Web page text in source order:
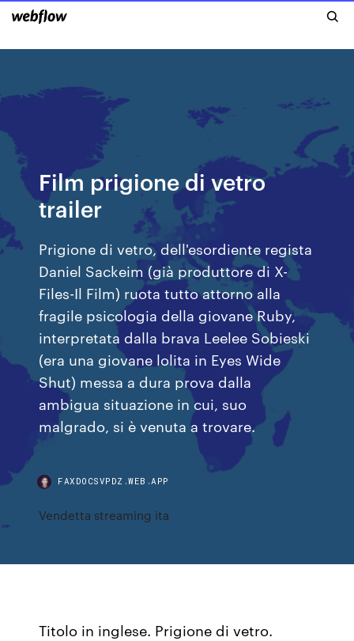
Film prigione di vetro
trailer
Prigione di vetro, dell'esordiente regista
Daniel Sackeim (già produttore di X-
Files-Il Film) ruota tutto attorno alla
fragile psicologia della giovane Ruby,
interpretata dalla brava Leelee Sobieski
(era una giovane lolita in Eyes Wide
Shut) messa a dura prova dalla
ambigua situazione in cui, suo
malgrado, si è venuta a trovare.
FAXDOCSVPDZ.WEB.APP
Vendetta streaming ita
Titolo in inglese. Prigione di vetro.